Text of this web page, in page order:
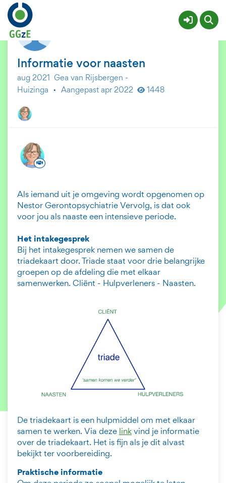
Informatie voor naasten
aug 2021 Gea van Rijsbergen -
Huizinga
· Aangepast apr 2022 1448
Als iemand uit je omgeving wordt opgenomen op
Nestor Gerontopsychiatrie Vervolg, is dat ook
voor jou als naaste een intensieve periode.
Het intakegesprek
Bij het intakegesprek nemen we samen de
triadekaart door. Triade staat voor drie belangrijke
groepen op de afdeling die met elkaar
samenwerken. Cliënt - Hulpverleners - Naasten.
De triadekaart is een hulpmiddel om met elkaar
samen te werken. Via deze linkvind je informatie
over de triadekaart. Het is fijn als je dit alvast
bekijkt ter voorbereiding.
Praktische informatie